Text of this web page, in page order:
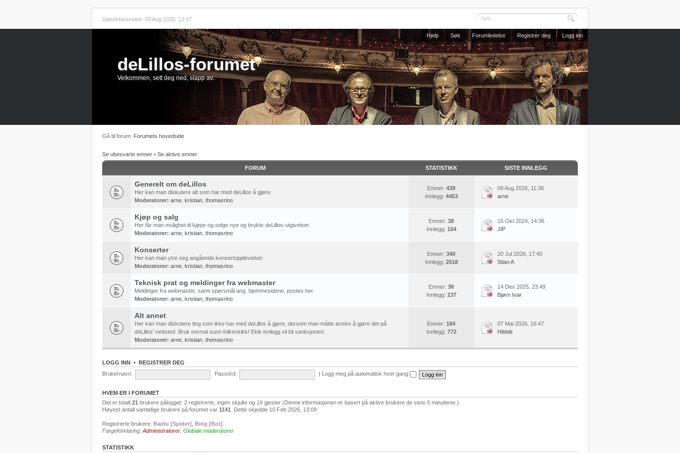
Dato/klokkeslett: 09 Aug 2026, 13:47
Hjelp Søk Forumledelse Registrer deg Logg inn
deLillos-forumet
Velkommen, sett deg ned, slapp av..
Gå til forum: Forumets hovedside
Se ubesvarte emner • Se aktive emner
FORUM STATISTIKK SISTE INNLEGG
Generelt om deLillos
Her kan man diskutere alt som har med deLillos å gjøre.
Moderatorer: arne kristian thomasrino
Emner: 439
Innlegg: 4453
09 Aug 2026, 11:36
arne
Kjøp og salg
Her får man mulighet til kjøpe og selge nye og brukte deLillos-utgivelser.
Moderatorer: arne kristian thomasrino
Emner: 38
Innlegg: 154
15 Okt 2024, 14:36
JIP
Konserter
Her kan man ytre seg angående konsertopplevelser.
Moderatorer: arne kristian thomasrino
Emner: 340
Innlegg: 2518
20 Jul 2026, 17:40
Stian A
Teknisk prat og meldinger fra webmaster
Meldinger fra webmaster, samt spørsmål ang. hjemmesidene, postes her.
Moderatorer: arne kristian thomasrino
Emner: 38
Innlegg: 237
14 Des 2025, 23:49
Bjørn Ivar
Alt annet
Her kan man diskutere ting som ikke har med deLillos å gjøre, dersom man måtte ønske å gjøre det på
deLillos' nettsted. Bruk normal sunn folkeskikk! Ekle innlegg vil bli sanksjonert.
Moderatorer: arne kristian thomasrino
Emner: 184
Innlegg: 772
07 Mai 2026, 16:47
Hibbitt
LOGG INN • REGISTRER DEG
Brukernavn:
Passord: Logg meg på automatisk hver gang
HVEM ER I FORUMET
Det er totalt 21 brukere pålogget: 2 registrerte, ingen skjulte og 19 gjester (Denne informasjonen er basert på aktive brukere de siste 5 minuttene.)
Høyest antall samtidige brukere på forumet var 1141 . Dette skjedde 10 Feb 2026, 13:09
Registrerte brukere: Baidu [Spider] Bing [Bot]
Fargeforklaring: Administratorer Globale moderatorer
STATISTIKK